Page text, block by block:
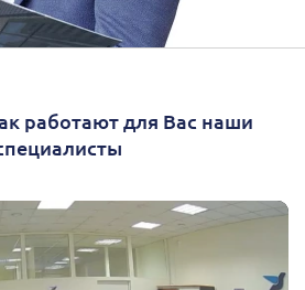
работают для Вас наши